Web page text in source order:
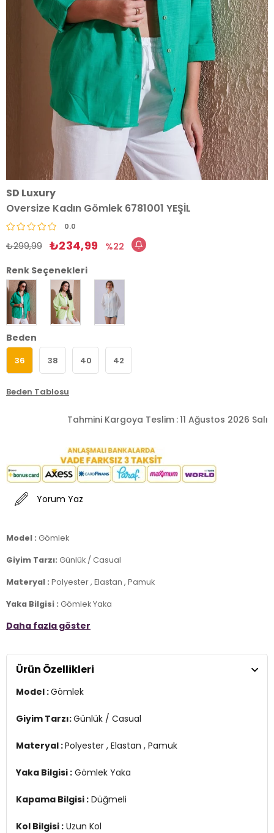
SD Luxury
Oversize Kadın Gömlek 6781001 YEŞİL
0.0
₺299,99 ₺234,99
22
Renk Seçenekleri
Beden
36 38 40 42
Beden Tablosu
Tahmini Kargoya Teslim :11 Ağustos 2026 Salı
Yorum Yaz
Model : Gömlek
Giyim Tarzı: Günlük / Casual
Materyal : Polyester , Elastan , Pamuk
Yaka Bilgisi : Gömlek Yaka
Kapama Bilgisi :Düğmeli
Kalıp Bilgisi :Oversize
Daha fazla göster
Ürün Özellikleri
Model :Gömlek
Giyim Tarzı:Günlük / Casual
Materyal :Polyester , Elastan , Pamuk
Yaka Bilgisi : Gömlek Yaka
Kapama Bilgisi : Düğmeli
Kol Bilgisi : Uzun Kol